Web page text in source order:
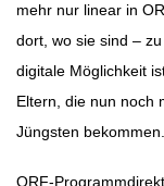
mehr nur linear in
dort, wo sie sind –
digitale Möglichkeit
Eltern, die nun noch
Jüngsten
ORF-